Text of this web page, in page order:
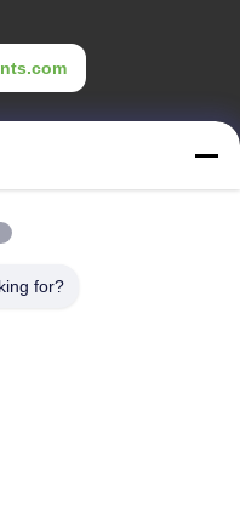
Stadt Guangzhou
for?